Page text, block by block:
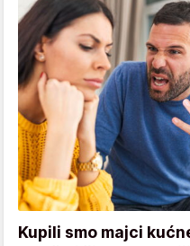
Kupili smo majci